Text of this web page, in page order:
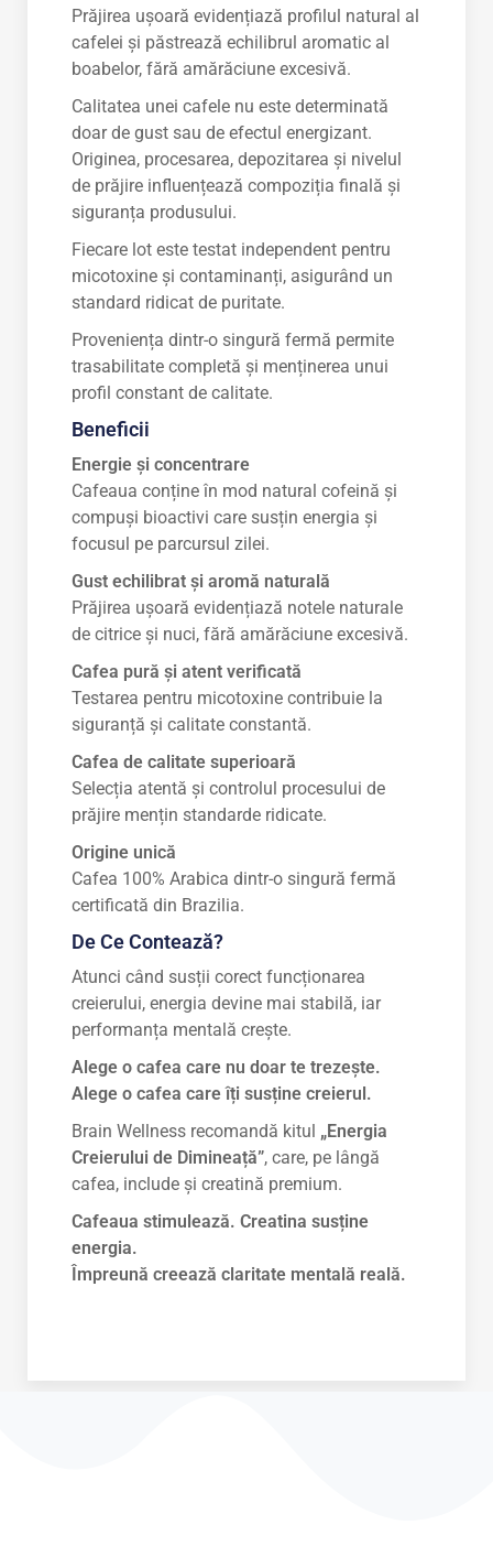
Prăjirea ușoară evidențiază profilul natural al
cafelei și păstrează echilibrul aromatic al
boabelor, fără amărăciune excesivă.
Calitatea unei cafele nu este determinată
doar de gust sau de efectul energizant.
Originea, procesarea, depozitarea și nivelul
de prăjire influențează compoziția finală și
siguranța produsului.
Fiecare lot este testat independent pentru
micotoxine și contaminanți, asigurând un
standard ridicat de puritate.
Proveniența dintr-o singură fermă permite
trasabilitate completă și menținerea unui
profil constant de calitate.
Beneficii
Energie și concentrare
Cafeaua conține în mod natural cofeină și
compuși bioactivi care susțin energia și
focusul pe parcursul zilei.
Gust echilibrat și aromă naturală
Prăjirea ușoară evidențiază notele naturale
de citrice și nuci, fără amărăciune excesivă.
Cafea pură și atent verificată
Testarea pentru micotoxine contribuie la
siguranță și calitate constantă.
Cafea de calitate superioară
Selecția atentă și controlul procesului de
prăjire mențin standarde ridicate.
Origine unică
Cafea 100% Arabica dintr-o singură fermă
certificată din Brazilia.
De Ce Contează?
Atunci când susții corect funcționarea
creierului, energia devine mai stabilă, iar
performanța mentală crește.
Alege o cafea care nu doar te trezește.
Alege o cafea care îți susține creierul.
Brain Wellness recomandă kitul „Energia
Creierului de Dimineață”, care, pe lângă
cafea, include și creatină premium.
Cafeaua stimulează. Creatina susține
energia.
Împreună creează claritate mentală reală.